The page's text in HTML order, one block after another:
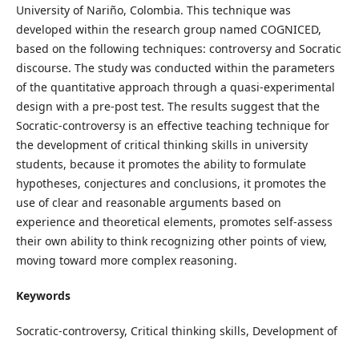
University of Nariño, Colombia. This technique was
developed within the research group named COGNICED,
based on the following techniques: controversy and Socratic
discourse. The study was conducted within the parameters
of the quantitative approach through a quasi-experimental
design with a pre-post test. The results suggest that the
Socratic-controversy is an effective teaching technique for
the development of critical thinking skills in university
students, because it promotes the ability to formulate
hypotheses, conjectures and conclusions, it promotes the
use of clear and reasonable arguments based on
experience and theoretical elements, promotes self-assess
their own ability to think recognizing other points of view,
moving toward more complex reasoning.
Keywords
Socratic-controversy, Critical thinking skills, Development of